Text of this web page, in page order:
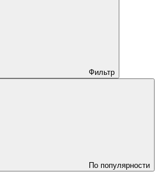
Фильтр
По популярности